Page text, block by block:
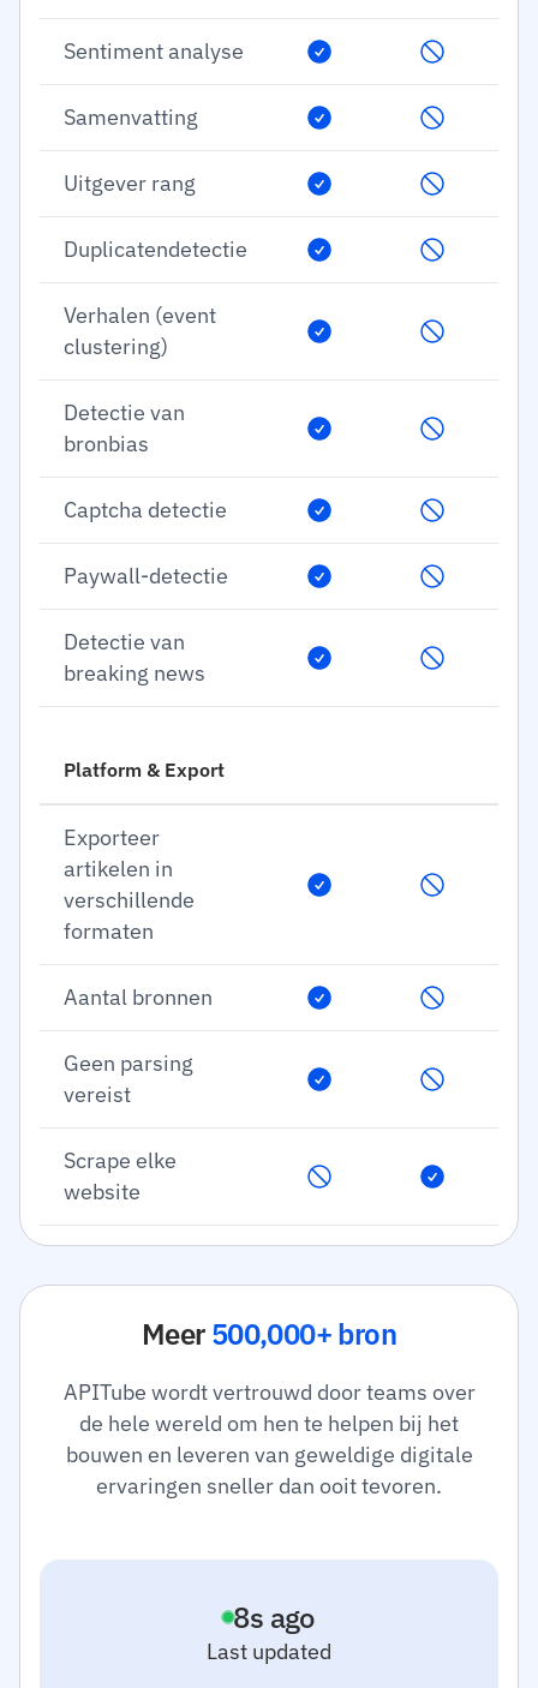
Sentiment analyse
Samenvatting
Uitgever rang
Duplicatendetectie
Verhalen (event
clustering)
Detectie van
bronbias
Captcha detectie
Paywall-detectie
Detectie van
breaking news
Platform & Export
Exporteer
artikelen in
verschillende
formaten
Aantal bronnen
Geen parsing
vereist
Scrape elke
website
Meer500,000+ bron
APITube wordt vertrouwd door teams over
de hele wereld om hen te helpen bij het
bouwen en leveren van geweldige digitale
ervaringen sneller dan ooit tevoren.
Last updated
9s ago